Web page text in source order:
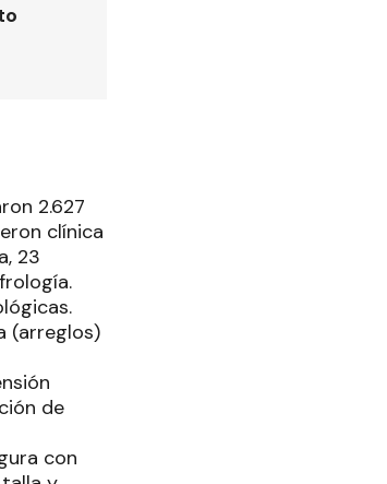
2.627
clínica
23
(arreglos)
de
con